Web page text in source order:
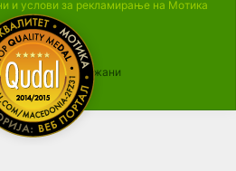
и услови за рекламирање на Мотика
права се задржани